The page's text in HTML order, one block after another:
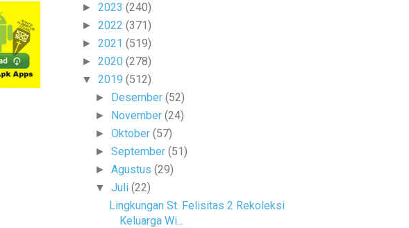
► 2023 (240)
► 2022 (371)
► 2021 (519)
► 2020 (278)
▼ 2019 (512)
► Desember(52)
► November(24)
►Oktober(57)
►September(51)
►Agustus(29)
▼Juli(22)
Lingkungan St. Felisitas 2 Rekoleksi
Keluarga Wi...